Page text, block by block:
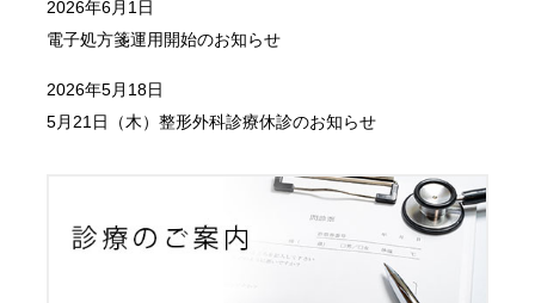
2026年6月1日
電子処方箋運用開始のお知らせ
2026年5月18日
5月21日（木）整形外科診療休診のお知らせ